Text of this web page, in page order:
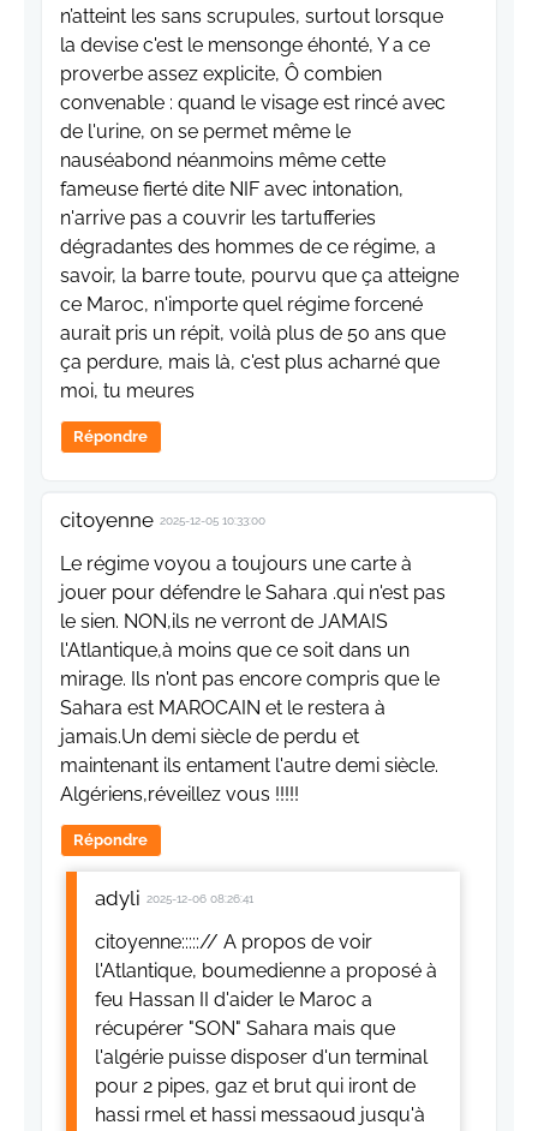
n’atteint les sans scrupules, surtout lorsque
la devise c'est le mensonge éhonté, Y a ce
proverbe assez explicite, Ô combien
convenable : quand le visage est rincé avec
de l'urine, on se permet même le
nauséabond néanmoins même cette
fameuse fierté dite NIF avec intonation,
n'arrive pas a couvrir les tartufferies
dégradantes des hommes de ce régime, a
savoir, la barre toute, pourvu que ça atteigne
ce Maroc, n'importe quel régime forcené
aurait pris un répit, voilà plus de 50 ans que
ça perdure, mais là, c'est plus acharné que
moi, tu meures
Répondre
citoyenne 2025-12-05 10:33:00
Le régime voyou a toujours une carte à
jouer pour défendre le Sahara .qui n'est pas
le sien. NON,ils ne verront de JAMAIS
l'Atlantique,à moins que ce soit dans un
mirage. Ils n'ont pas encore compris que le
Sahara est MAROCAIN et le restera à
jamais.Un demi siècle de perdu et
maintenant ils entament l'autre demi siècle.
Algériens,réveillez vous !!!!!
Répondre
adyli 2025-12-06 08:26:41
citoyenne:::::// A propos de voir
l'Atlantique, boumedienne a proposé à
feu Hassan II d'aider le Maroc a
récupérer "SON" Sahara mais que
l'algérie puisse disposer d'un terminal
pour 2 pipes, gaz et brut qui iront de
hassi rmel et hassi messaoud jusqu'à